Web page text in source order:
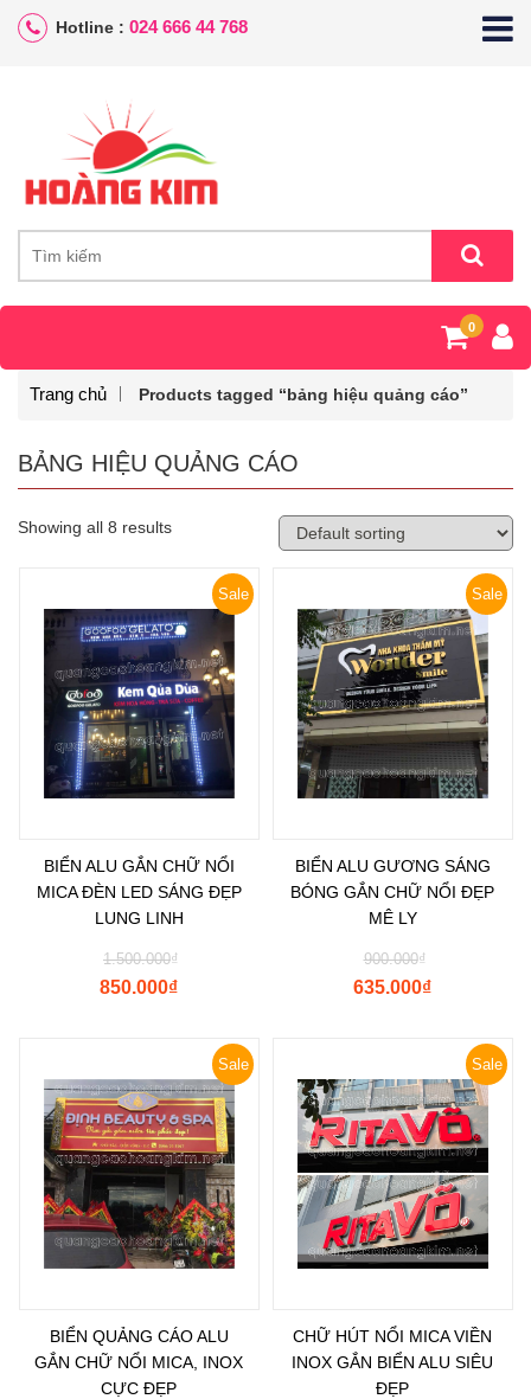
Hotline : 024 666 44 768
0
Trang chủ Products tagged “bảng hiệu quảng cáo”
BẢNG HIỆU QUẢNG CÁO
Showing all 8 results
Sale
BIỂN ALU GẮN CHỮ NỔI
MICA ĐÈN LED SÁNG ĐẸP
LUNG LINH
₫
1.500.000
₫
850.000
Sale
BIỂN ALU GƯƠNG SÁNG
BÓNG GẮN CHỮ NỔI ĐẸP
MÊ LY
₫
900.000
₫
635.000
Sale
BIỂN QUẢNG CÁO ALU
GẮN CHỮ NỔI MICA, INOX
CỰC ĐẸP
Sale
CHỮ HÚT NỔI MICA VIỀN
INOX GẮN BIỂN ALU SIÊU
ĐẸP